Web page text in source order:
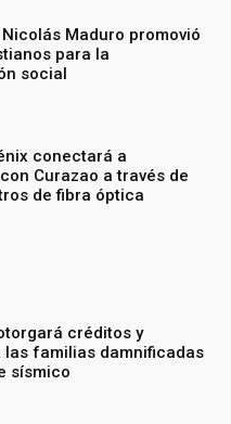
Maduro promovió
para la
social
conectará a
Curazao a través de
de fibra óptica
créditos y
las familias damnificadas
sísmico